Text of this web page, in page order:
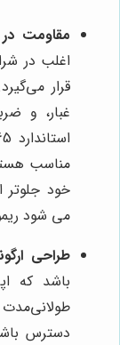
مقاومت
اغلب در
قرار
غبار، و
مناسب
خود
می شود
طراحی
باشد که
طولانی‌مدت
دسترس